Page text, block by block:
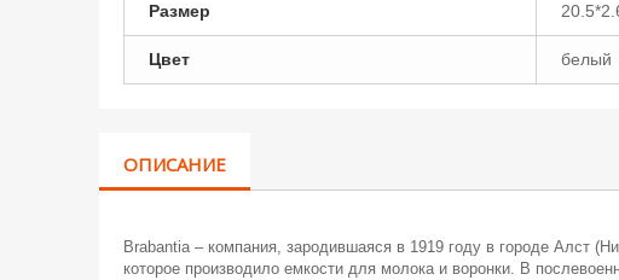
Размер
Цвет белый
ОПИСАНИЕ
Brabantia – компания, зародившаяся в 1919 году в городе Алст
которое производило емкости для молока и воронки. В